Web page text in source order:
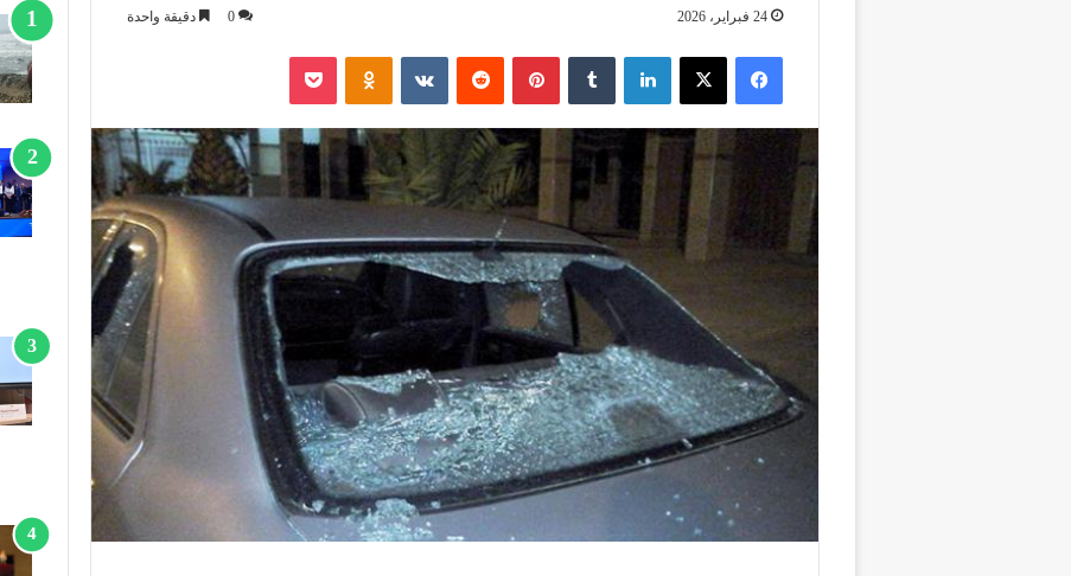
24 فبراير، 2026 0 دقيقة واحدة
فيسبوك ‫X لينكدإن بينتيريست